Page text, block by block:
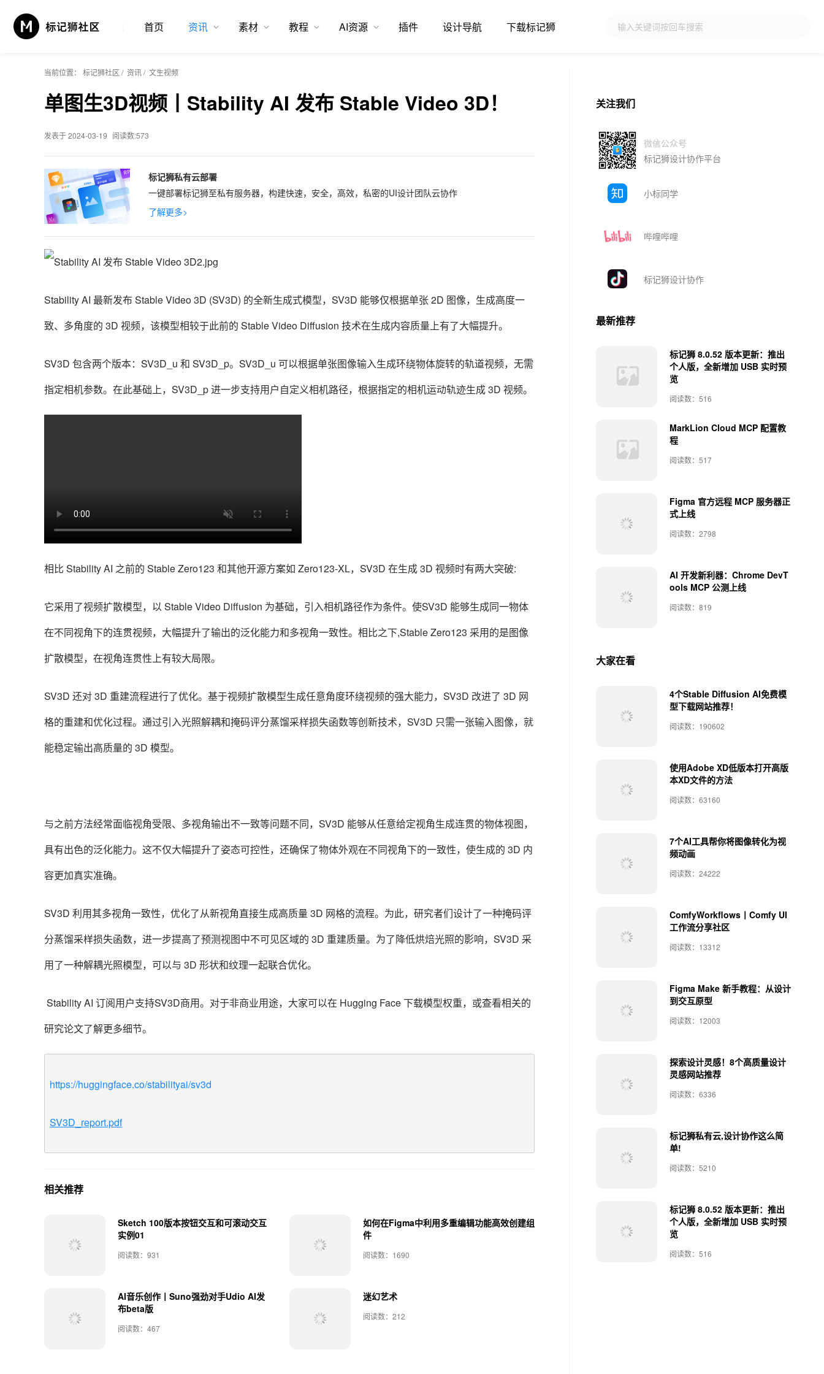
首页 资讯 素材 教程 AI资源 插件 设计导航 下载标记狮
当前位置： 标记狮社区 / 资讯/ 文生视频
单图生3D视频丨Stability AI 发布 Stable Video 3D！
发表于 2024-03-19 阅读数:573
标记狮私有云部署
一键部署标记狮至私有服务器，构建快速，安全，高效，私密的UI设计团队云协作
了解更多>
Stability AI 最新发布 Stable Video 3D (SV3D) 的全新生成式模型， SV3D 能够仅根据单张 2D 图像，生成高度一
致、多角度的 3D 视频， 该模型相较于此前的 Stable Video Diffusion 技术在生成内容质量上有了大幅提升。
SV3D 包含两个版本：SV3D_u 和 SV3D_p。SV3D_u 可以根据单张图像输入生成环绕物体旋转的轨道视频，无需
指定相机参数。在此基础上，SV3D_p 进一步支持用户自定义相机路径，根据指定的相机运动轨迹生成 3D 视频。
相比 Stability AI 之前的 Stable Zero123 和其他开源方案如 Zero123-XL，SV3D 在生成 3D 视频时有两大突破:
它采用了视频扩散模型，以 Stable Video Diffusion 为基础，引入相机路径作为条件。使SV3D 能够生成同一物体
在不同视角下的连贯视频，大幅提升了输出的泛化能力和多视角一致性。相比之下,Stable Zero123 采用的是图像
扩散模型，在视角连贯性上有较大局限。
SV3D 还对 3D 重建流程进行了优化。基于视频扩散模型生成任意角度环绕视频的强大能力，SV3D 改进了 3D 网
格的重建和优化过程。通过引入光照解耦和掩码评分蒸馏采样损失函数等创新技术，SV3D 只需一张输入图像，就
能稳定输出高质量的 3D 模型。
与之前方法经常面临视角受限、多视角输出不一致等问题不同，SV3D 能够从任意给定视角生成连贯的物体视图，
具有出色的泛化能力。这不仅大幅提升了姿态可控性，还确保了物体外观在不同视角下的一致性，使生成的 3D 内
容更加真实准确。
SV3D 利用其多视角一致性，优化了从新视角直接生成高质量 3D 网格的流程。为此，研究者们设计了一种掩码评
分蒸馏采样损失函数，进一步提高了预测视图中不可见区域的 3D 重建质量。为了降低烘焙光照的影响，SV3D 采
用了一种解耦光照模型，可以与 3D 形状和纹理一起联合优化。
Stability AI 订阅用户支持SV3D商用。对于非商业用途，大家可以在 Hugging Face 下载模型权重，或查看相关的
研究论文了解更多细节。
https://huggingface.co/stabilityai/sv3d
SV3D_report.pdf
相关推荐
Sketch 100版本按钮交互和可滚动交互
实例01
阅读数：931
如何在Figma中利用多重编辑功能高效创建组
件
阅读数：1690
AI音乐创作丨Suno强劲对手Udio AI发
布beta版
阅读数：467
迷幻艺术
阅读数：212
关注我们
微信公众号
标记狮设计协作平台
小标同学
哔哩哔哩
标记狮设计协作
最新推荐
标记狮 8.0.52 版本更新：推出
个人版，全新增加 USB 实时预
览
阅读数：516
MarkLion Cloud MCP 配置教
程
阅读数：517
Figma 官方远程 MCP 服务器正
式上线
阅读数：2798
AI 开发新利器：Chrome DevT
ools MCP 公测上线
阅读数：819
大家在看
4个Stable Diffusion AI免费模
型下载网站推荐！
阅读数：190602
使用Adobe XD低版本打开高版
本XD文件的方法
阅读数：63160
7个AI工具帮你将图像转化为视
频动画
阅读数：24222
ComfyWorkflows丨Comfy UI
工作流分享社区
阅读数：13312
Figma Make 新手教程：从设计
到交互原型
阅读数：12003
探索设计灵感！8个高质量设计
灵感网站推荐
阅读数：6336
标记狮私有云,设计协作这么简
单!
阅读数：5210
标记狮 8.0.52 版本更新：推出
个人版，全新增加 USB 实时预
览
阅读数：516